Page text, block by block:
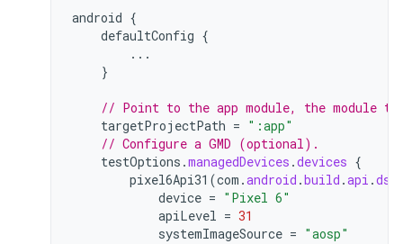
android {
defaultConfig {
...
}
// Point to the app module, the module
targetProjectPath = ":app"
// Configure a GMD (optional).
testOptions .managedDevices .devices {
pixel6Api31 (com .android .build .api .dsl
device = "Pixel 6"
apiLevel = 31
systemImageSource = "aosp"